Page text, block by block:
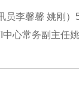
员李馨馨 姚刚
心常务副主任